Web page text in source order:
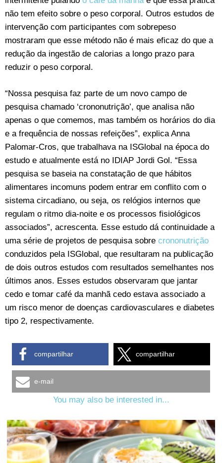
não tem efeito sobre o peso corporal. Outros estudos de
intervenção com participantes com sobrepeso
mostraram que esse método não é mais eficaz do que a
redução da ingestão de calorias a longo prazo para
reduzir o peso corporal.
“Nossa pesquisa faz parte de um novo campo de
pesquisa chamado ‘crononutrição’, que analisa não
apenas o que comemos, mas também os horários do dia
e a frequência de nossas refeições”, explica Anna
Palomar-Cros, que trabalhava na ISGlobal na época do
estudo e atualmente está no IDIAP Jordi Gol. “Essa
pesquisa se baseia na constatação de que hábitos
alimentares incomuns podem entrar em conflito com o
sistema circadiano, ou seja, os relógios internos que
regulam o ritmo dia-noite e os processos fisiológicos
associados”, acrescenta. Esse estudo dá continuidade a
uma série de projetos de pesquisa sobre crononutrição
conduzidos pela ISGlobal, que resultaram na publicação
de dois outros estudos com resultados semelhantes nos
últimos anos. Esses estudos observaram que jantar
cedo e tomar café da manhã cedo estava associado a
um risco menor de doenças cardiovasculares e diabetes
tipo 2, respectivamente.
compartilhar compartilhar
e-mail
You may also be interested in...